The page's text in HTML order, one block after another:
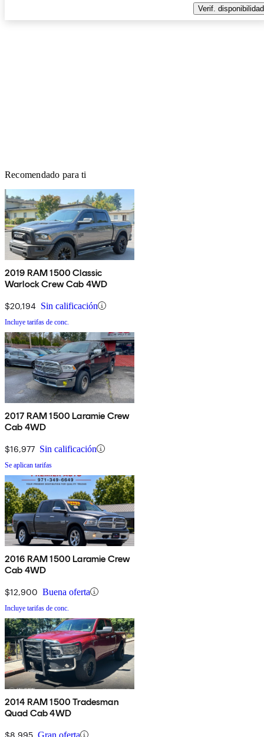
Verif. disponibilidad
Recomendado para ti
2019 RAM 1500 Classic
Warlock Crew Cab 4WD
$20,194 Sin calificación
Incluye tarifas de conc.
2017 RAM 1500 Laramie Crew
Cab 4WD
$16,977 Sin calificación
Se aplican tarifas
2016 RAM 1500 Laramie Crew
Cab 4WD
$12,900 Buena oferta
Incluye tarifas de conc.
2014 RAM 1500 Tradesman
Quad Cab 4WD
$8,995 Gran oferta